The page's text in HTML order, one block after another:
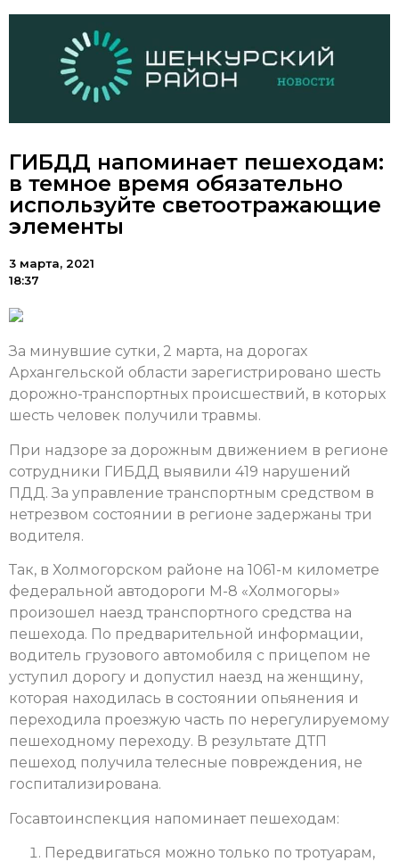
ГИБДД напоминает пешеходам:
в темное время обязательно
используйте светоотражающие
элементы
3 марта, 2021
18:37
За минувшие сутки, 2 марта, на дорогах
Архангельской области зарегистрировано шесть
дорожно-транспортных происшествий, в которых
шесть человек получили травмы.
При надзоре за дорожным движением в регионе
сотрудники ГИБДД выявили 419 нарушений
ПДД. За управление транспортным средством в
нетрезвом состоянии в регионе задержаны три
водителя.
Так, в Холмогорском районе на 1061-м километре
федеральной автодороги М-8 «Холмогоры»
произошел наезд транспортного средства на
пешехода. По предварительной информации,
водитель грузового автомобиля с прицепом не
уступил дорогу и допустил наезд на женщину,
которая находилась в состоянии опьянения и
переходила проезжую часть по нерегулируемому
пешеходному переходу. В результате ДТП
пешеход получила телесные повреждения, не
госпитализирована.
Госавтоинспекция напоминает пешеходам:
Передвигаться можно только по тротуарам,